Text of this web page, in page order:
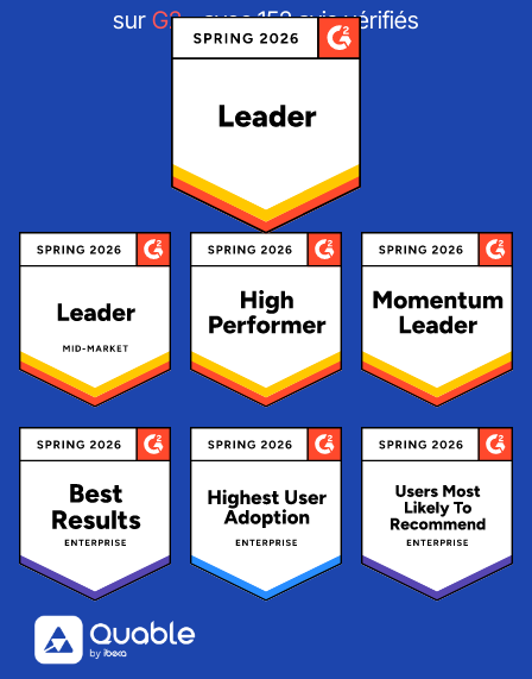
sur G2- avec 152 avis vérifiés